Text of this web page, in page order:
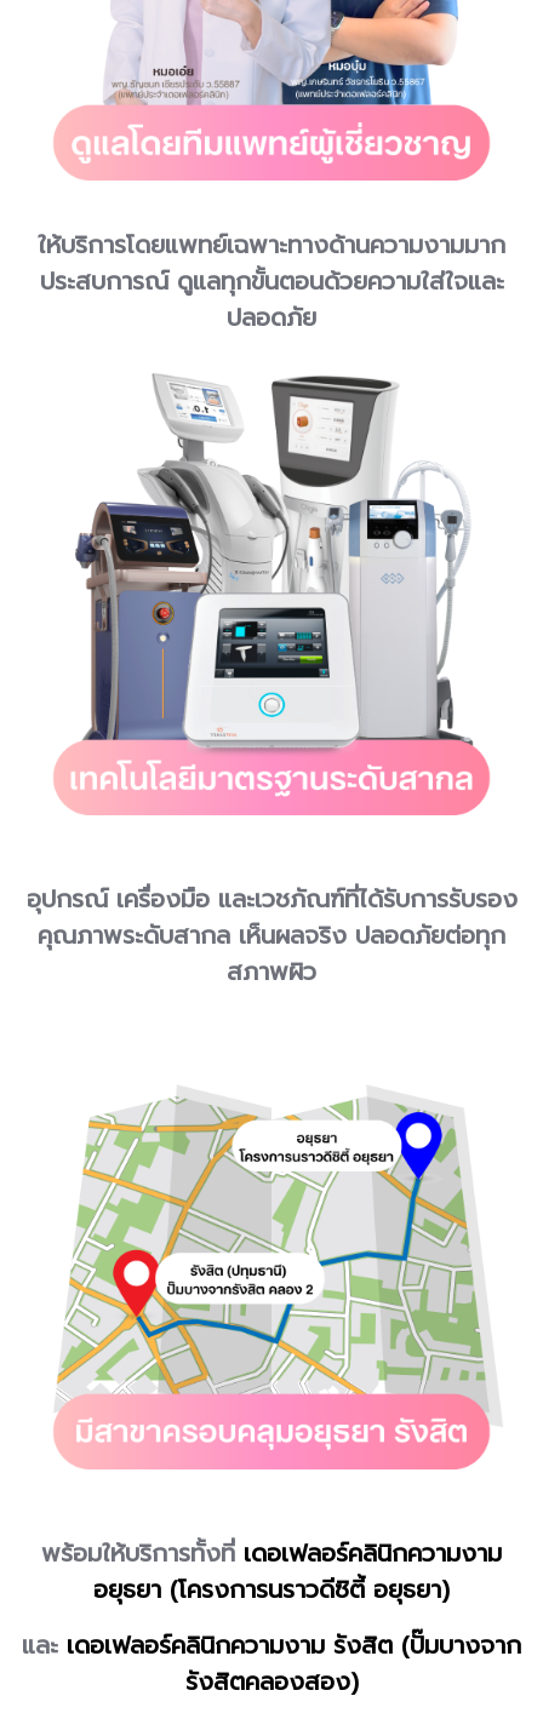
ให้บริการโดยแพทย์เฉพาะทางด้านความงามมาก
ประสบการณ์ ดูแลทุกขั้นตอนด้วยความใส่ใจและ
ปลอดภัย
อุปกรณ์ เครื่องมือ และเวชภัณฑ์ที่ได้รับการรับรอง
คุณภาพระดับสากล เห็นผลจริง ปลอดภัยต่อทุก
สภาพผิว
พร้อมให้บริการทั้งที่ เดอเฟลอร์คลินิกความงาม
อยุธยา (โครงการนราวดีซิตี้ อยุธยา)
และ เดอเฟลอร์คลินิกความงาม รังสิต (ปั๊มบางจาก
รังสิตคลองสอง)